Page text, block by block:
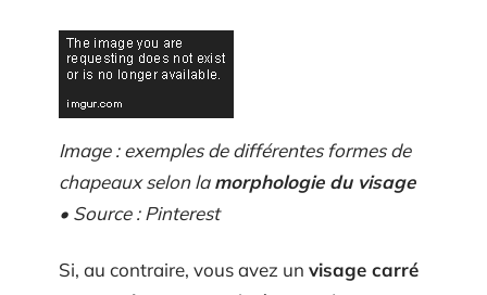
Image : exemples de différentes formes de
chapeaux selon lamorphologie du visage
• Source : Pinterest
Si, au contraire, vous avez un visage carré